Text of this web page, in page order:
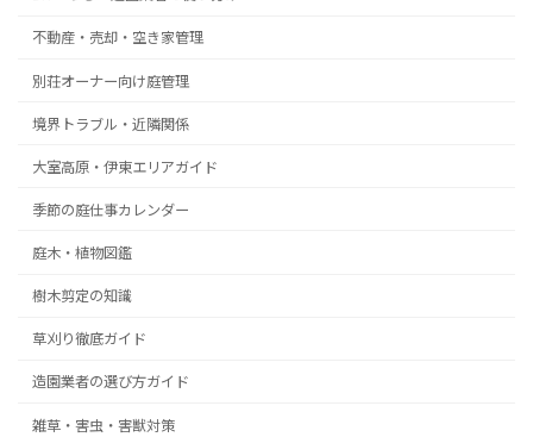
不動産・売却・空き家管理
別荘オーナー向け庭管理
境界トラブル・近隣関係
大室高原・伊東エリアガイド
季節の庭仕事カレンダー
庭木・植物図鑑
樹木剪定の知識
草刈り徹底ガイド
造園業者の選び方ガイド
雑草・害虫・害獣対策